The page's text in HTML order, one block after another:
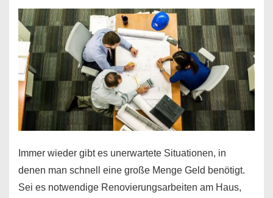
Na
klar!
Immer wieder gibt es unerwartete Situationen, in
denen man schnell eine große Menge Geld benötigt.
Sei es notwendige Renovierungsarbeiten am Haus,